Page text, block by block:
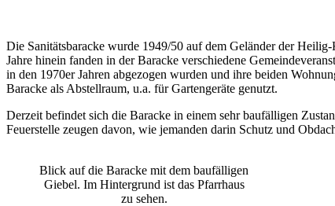
Die Sanitätsbaracke wurde 1949/50 auf dem Geländer der
Jahre hinein fanden in der Baracke verschiedene
in den 1970er Jahren abgezogen wurden und ihre beiden
Baracke als Abstellraum, u.a. für Gartengeräte genutzt.
Derzeit befindet sich die Baracke in einem sehr baufälligen
Feuerstelle zeugen davon, wie jemanden darin Schutz und
Blick auf die Baracke mit dem baufälligen
Giebel. Im Hintergrund ist das Pfarrhaus
zu sehen.